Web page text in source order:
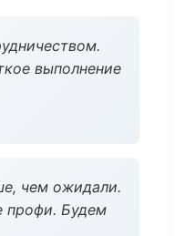
выполнение
чем ожидали.
профи. Будем